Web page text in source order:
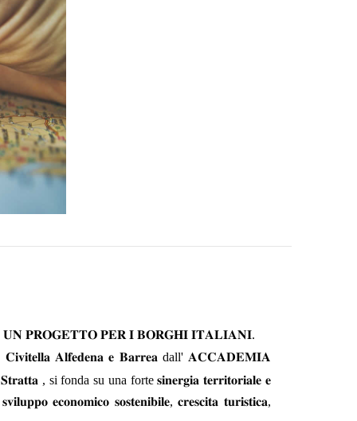
𝐔𝐍 𝐏𝐑𝐎𝐆𝐄𝐓𝐓𝐎 𝐏𝐄𝐑 𝐈 𝐁𝐎𝐑𝐆𝐇𝐈 𝐈𝐓𝐀𝐋𝐈𝐀𝐍𝐈.
𝐂𝐢𝐯𝐢𝐭𝐞𝐥𝐥𝐚 𝐀𝐥𝐟𝐞𝐝𝐞𝐧𝐚 𝐞 𝐁𝐚𝐫𝐫𝐞𝐚 dall' 𝐀𝐂𝐂𝐀𝐃𝐄𝐌𝐈𝐀
𝐒𝐭𝐫𝐚𝐭𝐭𝐚 , si fonda su una forte𝐬𝐢𝐧𝐞𝐫𝐠𝐢𝐚 𝐭𝐞𝐫𝐫𝐢𝐭𝐨𝐫𝐢𝐚𝐥𝐞 𝐞
𝐬𝐯𝐢𝐥𝐮𝐩𝐩𝐨 𝐞𝐜𝐨𝐧𝐨𝐦𝐢𝐜𝐨 𝐬𝐨𝐬𝐭𝐞𝐧𝐢𝐛𝐢𝐥𝐞,𝐜𝐫𝐞𝐬𝐜𝐢𝐭𝐚 𝐭𝐮𝐫𝐢𝐬𝐭𝐢𝐜𝐚,